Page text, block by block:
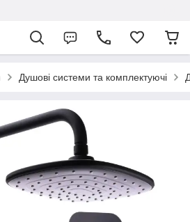
Душові системи та комплектуючі